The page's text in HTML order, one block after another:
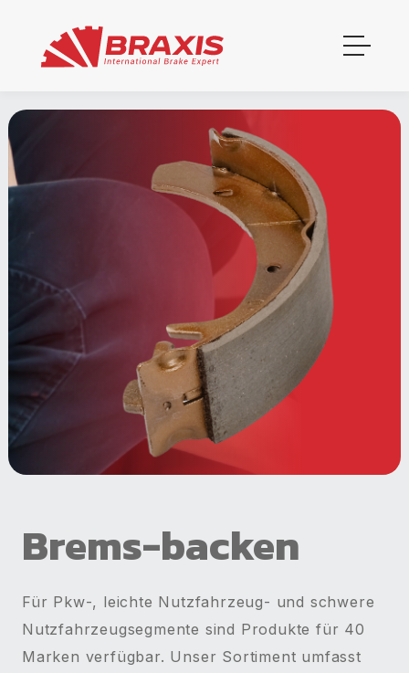
Brems-­backen
Für Pkw-, leichte Nutzfahrzeug- und schwere
Nutzfahrzeugsegmente sind Produkte für 40
Marken verfügbar. Unser Sortiment umfasst